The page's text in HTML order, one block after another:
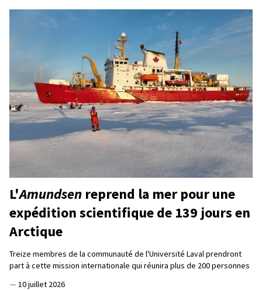
L'Amundsen reprend la mer pour une
expédition scientifique de 139 jours en
Arctique
Treize membres de la communauté de l'Université Laval prendront
part à cette mission internationale qui réunira plus de 200 personnes
— 10 juillet 2026